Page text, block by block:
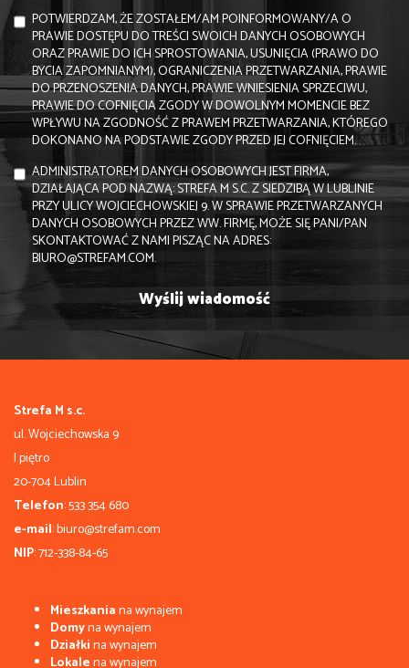
POTWIERDZAM, ŻE ZOSTAŁEM/AM POINFORMOWANY/A O
PRAWIE DOSTĘPU DO TREŚCI SWOICH DANYCH OSOBOWYCH
ORAZ PRAWIE DO ICH SPROSTOWANIA, USUNIĘCIA (PRAWO DO
BYCIA ZAPOMNIANYM), OGRANICZENIA PRZETWARZANIA, PRAWIE
DO PRZENOSZENIA DANYCH, PRAWIE WNIESIENIA SPRZECIWU,
PRAWIE DO COFNIĘCIA ZGODY W DOWOLNYM MOMENCIE BEZ
WPŁYWU NA ZGODNOŚĆ Z PRAWEM PRZETWARZANIA, KTÓREGO
DOKONANO NA PODSTAWIE ZGODY PRZED JEJ COFNIĘCIEM.
ADMINISTRATOREM DANYCH OSOBOWYCH JEST FIRMA,
DZIAŁAJĄCA POD NAZWĄ: STREFA M S.C. Z SIEDZIBĄ W LUBLINIE
PRZY ULICY WOJCIECHOWSKIEJ 9. W SPRAWIE PRZETWARZANYCH
DANYCH OSOBOWYCH PRZEZ WW. FIRMĘ, MOŻE SIĘ PANI/PAN
SKONTAKTOWAĆ Z NAMI PISZĄC NA ADRES:
BIURO@STREFAM.COM.
Strefa M s.c.
ul. Wojciechowska 9
I piętro
20-704 Lublin
Telefon: 533 354 680
e-mail: biuro@strefam.com
NIP: 712-338-84-65
Mieszkaniana wynajem
Domyna wynajem
Działkina wynajem
Lokalena wynajem